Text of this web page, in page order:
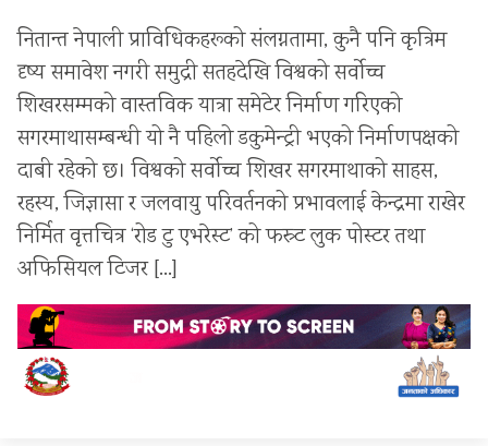
नितान्त नेपाली प्राविधिकहरूको संलग्नतामा, कुनै पनि कृत्रिम
दृष्य समावेश नगरी समुद्री सतहदेखि विश्वको सर्वोच्च
शिखरसम्मको वास्तविक यात्रा समेटेर निर्माण गरिएको
सगरमाथासम्बन्धी यो नै पहिलो डकुमेन्ट्री भएको निर्माणपक्षको
दाबी रहेको छ। विश्वको सर्वोच्च शिखर सगरमाथाको साहस,
रहस्य, जिज्ञासा र जलवायु परिवर्तनको प्रभावलाई केन्द्रमा राखेर
निर्मित वृत्तचित्र ‘रोड टु एभरेस्ट’ को फस्र्ट लुक पोस्टर तथा
अफिसियल टिजर […]